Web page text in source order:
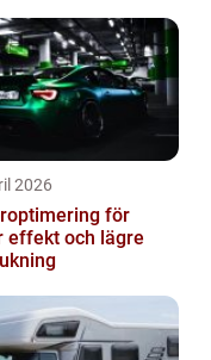
2026
för
effekt och lägre